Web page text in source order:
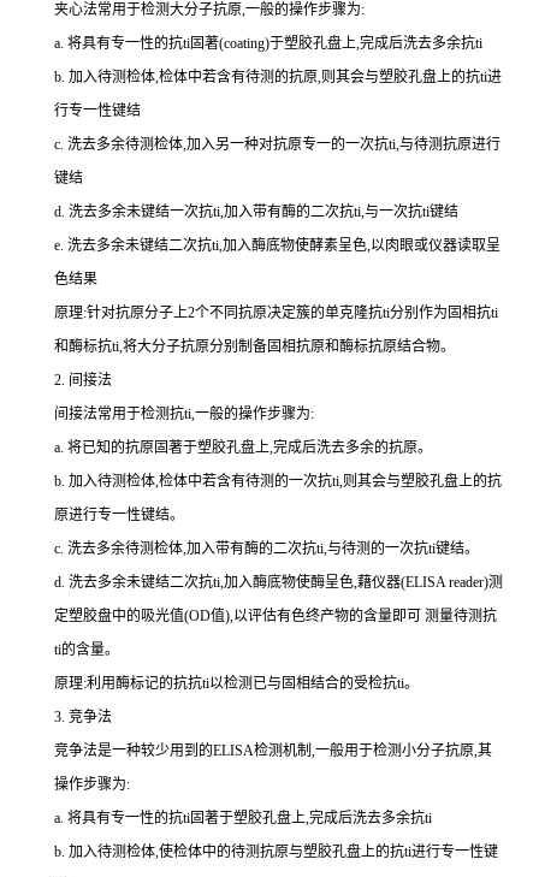
夹心法常用于检测大分子抗原,一般的操作步骤为:
a. 将具有专一性的抗ti固著(coating)于塑胶孔盘上,完成后洗去多余抗ti
b. 加入待测检体,检体中若含有待测的抗原,则其会与塑胶孔盘上的抗ti进
行专一性键结
c. 洗去多余待测检体,加入另一种对抗原专一的一次抗ti,与待测抗原进行
键结
d. 洗去多余未键结一次抗ti,加入带有酶的二次抗ti,与一次抗ti键结
e. 洗去多余未键结二次抗ti,加入酶底物使酵素呈色,以肉眼或仪器读取呈
色结果
原理:针对抗原分子上2个不同抗原决定簇的单克隆抗ti分别作为固相抗ti
和酶标抗ti,将大分子抗原分别制备固相抗原和酶标抗原结合物。
2. 间接法
间接法常用于检测抗ti,一般的操作步骤为:
a. 将已知的抗原固著于塑胶孔盘上,完成后洗去多余的抗原。
b. 加入待测检体,检体中若含有待测的一次抗ti,则其会与塑胶孔盘上的抗
原进行专一性键结。
c. 洗去多余待测检体,加入带有酶的二次抗ti,与待测的一次抗ti键结。
d. 洗去多余未键结二次抗ti,加入酶底物使酶呈色,藉仪器(ELISA reader)测
定塑胶盘中的吸光值(OD值),以评估有色终产物的含量即可 测量待测抗
ti的含量。
原理:利用酶标记的抗抗ti以检测已与固相结合的受检抗ti。
3. 竞争法
竞争法是一种较少用到的ELISA检测机制,一般用于检测小分子抗原,其
操作步骤为:
a. 将具有专一性的抗ti固著于塑胶孔盘上,完成后洗去多余抗ti
b. 加入待测检体,使检体中的待测抗原与塑胶孔盘上的抗ti进行专一性键